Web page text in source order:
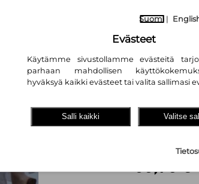
56,70 €
Suomi |
Evästeet
Käytämme sivustollamme evästeitä
parhaan mahdollisen
hyväksyä kaikki evästeet tai valita sallimasi
Salli kaikki Valitse